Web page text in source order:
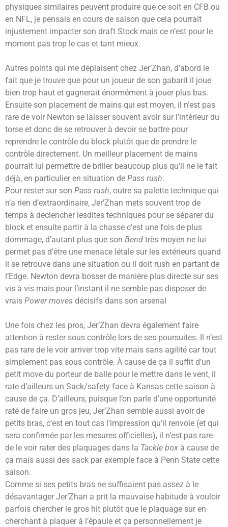
physiques similaires peuvent produire que ce soit en CFB ou
en NFL, je pensais en cours de saison que cela pourrait
injustement impacter son draft Stock mais ce n’est pour le
moment pas trop le cas et tant mieux.
Autres points qui me déplaisent chez Jer’Zhan, d’abord le
fait que je trouve que pour un joueur de son gabarit il joue
bien trop haut et gagnerait énormément à jouer plus bas.
Ensuite son placement de mains qui est moyen, il n’est pas
rare de voir Newton se laisser souvent avoir sur l’intérieur du
torse et donc de se retrouver à devoir se battre pour
reprendre le contrôle du block plutôt que de prendre le
contrôle directement. Un meilleur placement de mains
pourrait lui permettre de briller beaucoup plus qu’il ne le fait
déjà, en particulier en situation de Pass rush.
Pour rester sur son Pass rush, outre sa palette technique qui
n’a rien d’extraordinaire, Jer’Zhan mets souvent trop de
temps à déclencher lesdites techniques pour se séparer du
block et ensuite partir à la chasse c’est une fois de plus
dommage, d’autant plus que son Bend très moyen ne lui
permet pas d’être une menace létale sur les extérieurs quand
il se retrouve dans une situation ou il doit rush en partant de
l’Edge. Newton devra bosser de manière plus directe sur ses
vis à vis mais pour l’instant il ne semble pas disposer de
vrais Power moves décisifs dans son arsenal
Une fois chez les pros, Jer’Zhan devra également faire
attention à rester sous contrôle lors de ses poursuites. Il n’est
pas rare de le voir arriver trop vite mais sans agilité car tout
simplement pas sous contrôle. À cause de ça il suffit d’un
petit move du porteur de balle pour le mettre dans le vent, il
rate d’ailleurs un Sack/safety face à Kansas cette saison à
cause de ça. D’ailleurs, puisque l’on parle d’une opportunité
raté de faire un gros jeu, Jer’Zhan semble aussi avoir de
petits bras, c’est en tout cas l’impression qu’il renvoie (et qui
sera confirmée par les mesures officielles), il n’est pas rare
de le voir rater des plaquages dans la Tackle box à cause de
ça mais aussi des sack par exemple face à Penn State cette
saison.
Comme si ses petits bras ne suffisaient pas assez à le
désavantager Jer’Zhan a prit la mauvaise habitude à vouloir
parfois chercher le gros hit plutôt que le plaquage sur en
cherchant à plaquer à l’épaule et ça personnellement je